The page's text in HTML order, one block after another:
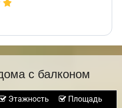
с балконом
Этажность
Площадь